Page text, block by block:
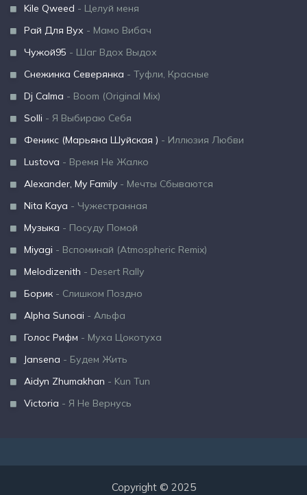
Kile Qweed - Целуй меня
Рай Для Вух - Мамо Вибач
Чужой95 - Шаг Вдох Выдох
Снежинка Северянка - Туфли, Красные
Dj Calma - Boom (Original Mix)
Solli - Я Выбираю Себя
Феникс (Марьяна Шуйская ) - Иллюзия Любви
Lustova - Время Не Жалко
Alexander, My Family - Мечты Сбываются
Nita Kaya - Чужестранная
Музыка - Посуду Помой
Miyagi - Вспоминай (Atmospheric Remix)
Melodizenith - Desert Rally
Борик - Слишком Поздно
Alpha Sunoai - Альфа
Голос Рифм - Муха Цокотуха
Jansena - Будем Жить
Aidyn Zhumakhan - Kun Tun
Victoria - Я Не Вернусь
Copyright © 2025